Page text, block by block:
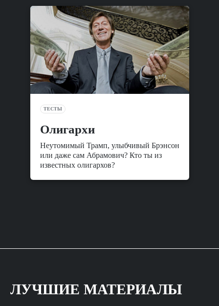
ТЕСТЫ
Олигархи
Неутомимый Трамп, улыбчивый Брэнсон
или даже сам Абрамович? Кто ты из
известных олигархов?
ЛУЧШИЕ МАТЕРИАЛЫ